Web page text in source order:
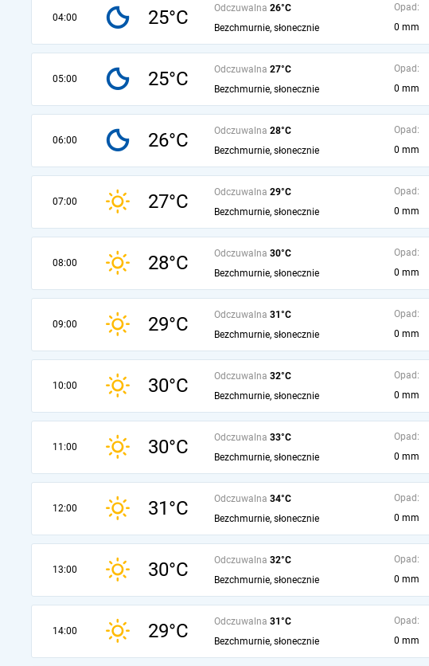
04:00 25°C Odczuwalna 26°C
Bezchmurnie, słonecznie
Opad:
0 mm
05:00 25°C Odczuwalna 27°C
Bezchmurnie, słonecznie
Opad:
0 mm
06:00 26°C Odczuwalna 28°C
Bezchmurnie, słonecznie
Opad:
0 mm
07:00 27°C Odczuwalna 29°C
Bezchmurnie, słonecznie
Opad:
0 mm
08:00 28°C Odczuwalna 30°C
Bezchmurnie, słonecznie
Opad:
0 mm
09:00 29°C Odczuwalna 31°C
Bezchmurnie, słonecznie
Opad:
0 mm
10:00 30°C Odczuwalna 32°C
Bezchmurnie, słonecznie
Opad:
0 mm
11:00 30°C Odczuwalna 33°C
Bezchmurnie, słonecznie
Opad:
0 mm
12:00 31°C Odczuwalna 34°C
Bezchmurnie, słonecznie
Opad:
0 mm
13:00 30°C Odczuwalna 32°C
Bezchmurnie, słonecznie
Opad:
0 mm
14:00 29°C Odczuwalna 31°C
Bezchmurnie, słonecznie
Opad:
0 mm